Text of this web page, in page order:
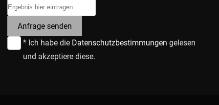
Anfrage senden
* Ich habe die Datenschutzbestimmungen gelesen
und akzeptiere diese.